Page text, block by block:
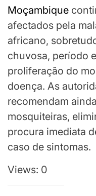
Moçambique
afectados pela
africano,
chuvosa, período
proliferação do
doença. As
recomendam
mosquiteiras,
procura imediata
caso de sintomas.
Views: 0